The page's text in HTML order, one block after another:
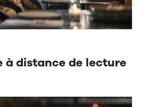
à distance de lecture